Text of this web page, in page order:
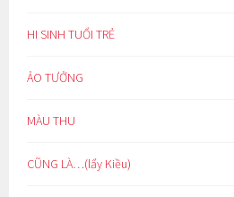
HI SINH TUỔI TRẺ
ẢO TƯỞNG
MÀU THU
CŨNG LÀ…(lẩy Kiều)